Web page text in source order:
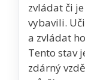
zvládat či
vybavili.
a zvládat
Tento stav
zdárný